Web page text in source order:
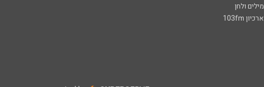
מילים ולחן
ארכיון 103fm